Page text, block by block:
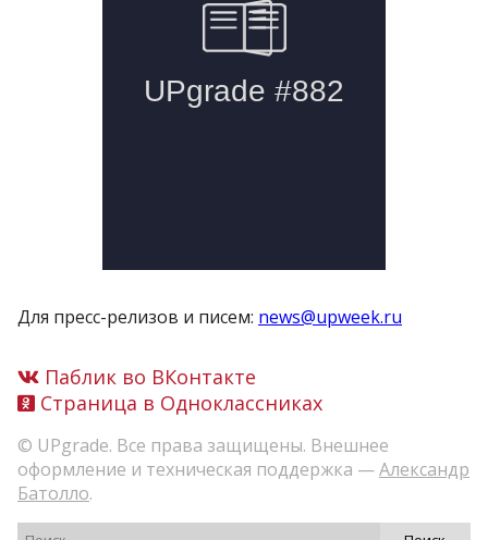
Для пресс-релизов и писем: news@upweek.ru
Паблик во ВКонтакте
Страница в Одноклассниках
© UPgrade. Все права защищены. Внешнее
оформление и техническая поддержка —Александр
Батолло.